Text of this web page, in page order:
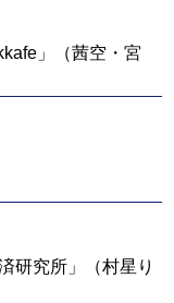
」（茜空・宮
研究所」（村星り